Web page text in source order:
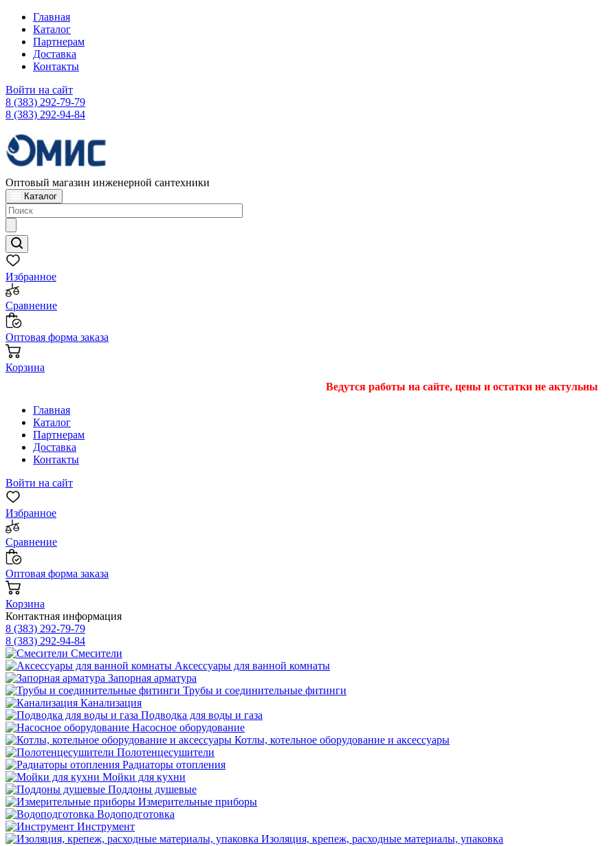
Главная
Каталог
Партнерам
Доставка
Контакты
Войти на сайт
8 (383) 292-79-79
8 (383) 292-94-84
Оптовый магазин инженерной сантехники
Каталог
Избранное
Сравнение
Оптовая форма заказа
Корзина
Ведутся работы на сайте, цены и остатки не актульны
Главная
Каталог
Партнерам
Доставка
Контакты
Войти на сайт
Избранное
Сравнение
Оптовая форма заказа
Корзина
Контактная информация
8 (383) 292-79-79
8 (383) 292-94-84
Смесители
Аксессуары для ванной комнаты
Запорная арматура
Трубы и соединительные фитинги
Канализация
Подводка для воды и газа
Насосное оборудование
Котлы, котельное оборудование и аксессуары
Полотенцесушители
Радиаторы отопления
Мойки для кухни
Поддоны душевые
Измерительные приборы
Водоподготовка
Инструмент
Изоляция, крепеж, расходные материалы, упаковка